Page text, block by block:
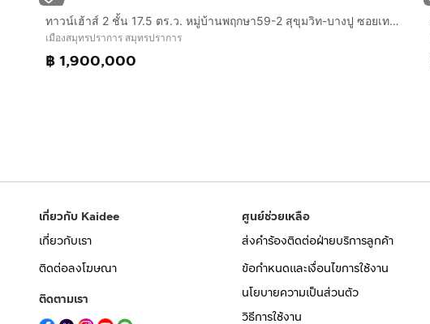
ทาวน์เฮ้าส์ 2 ชั้น 17.5 ตร.ว. หมู่บ้านพฤกษา59-2 สุขุมวิท-บางปู ซอยเทศบาลบางปู59 ถนนสุขุมวิท เมืองสมุทรปราการ สมุทรปราการ
เมืองสมุทรปราการ สมุทรปราการ
฿ 1,900,000
เกี่ยวกับ Kaidee
เกี่ยวกับเรา
ติดต่อลงโฆษณา
ติดตามเรา
ศูนย์ช่วยเหลือ
ส่งคำร้องติดต่อฝ่ายบริการลูกค้า
ข้อกำหนดและเงื่อนไขการใช้งาน
นโยบายความเป็นส่วนตัว
วิธีการใช้งาน